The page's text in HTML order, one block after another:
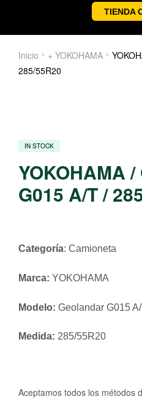
TIENDA
Inicio + YOKOHAMA
285/55R20
IN STOCK
YOKOHAMA
G015 A/T /
Categoría: Camioneta
Marca: YOKOHAMA
Modelo: Geolandar G015
Medida: 285/55R20
Aceptamos todos los métodos